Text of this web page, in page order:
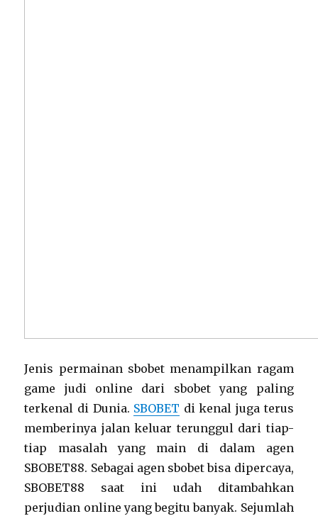
Jenis permainan sbobet menampilkan ragam
game judi online dari sbobet yang paling
terkenal di Dunia. SBOBET di kenal juga terus
memberinya jalan keluar terunggul dari tiap-
tiap masalah yang main di dalam agen
SBOBET88. Sebagai agen sbobet bisa dipercaya,
SBOBET88 saat ini udah ditambahkan
perjudian online yang begitu banyak. Sejumlah